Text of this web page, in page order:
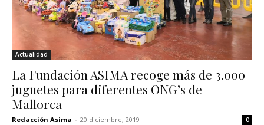
Actualidad
La Fundación ASIMA recoge más de 3.000
juguetes para diferentes ONG’s de
Mallorca
Redacción Asima - 20 diciembre, 2019 0